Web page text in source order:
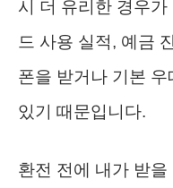
시 더 유리한 경우
드 사용 실적, 예금
폰을 받거나 기본
있기 때문입니다.
환전 전에 내가 받